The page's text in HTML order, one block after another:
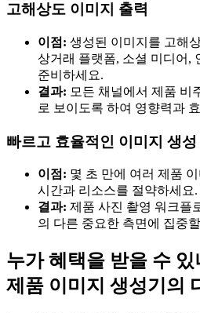
고해상도 이미지 출력
이점: 생성된 이미지를 고해
상거래 플랫폼, 소셜 미디어,
준비하세요.
결과: 모든 채널에서 제품 비
로 보이도록 하여 영향력과
빠르고 효율적인 이미지 생성
이점: 몇 초 만에 여러 제품
시간과 리소스를 절약하세요.
결과: 제품 사진 촬영 워크플
의 다른 중요한 측면에 집중
누가 혜택을 받을 수
제품 이미지 생성기의